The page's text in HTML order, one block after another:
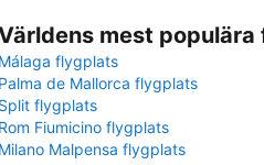
mest
Málaga flygplats
Palma de Mallorca flygplats
Split flygplats
Rom Fiumicino flygplats
Milano Malpensa flygplats